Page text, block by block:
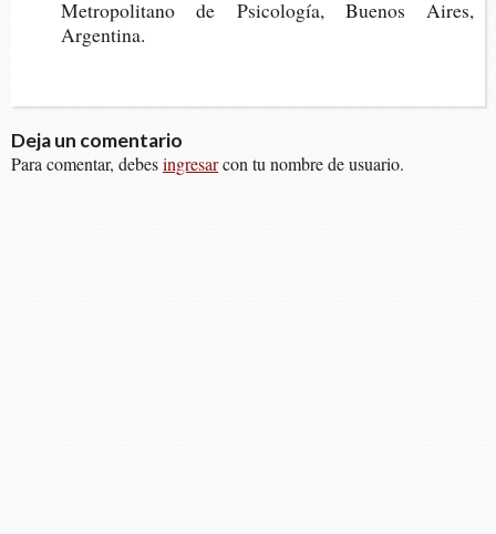
Metro­po­li­tano de Psi­co­lo­gía, Bue­nos Aires,
Argentina.
Deja un comentario
Para comentar, debesingresarcon tu nombre de usuario.